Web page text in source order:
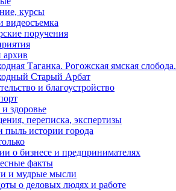
курсы
видеосъемка
поручения
Таганка. Рогожская ямская слобода.
Старый Арбат
и благоустройство
здоровье
переписка, экспертизы
пыль истории города
о бизнесе и предпринимателях
факты
и мудрые мысли
о деловых людях и работе